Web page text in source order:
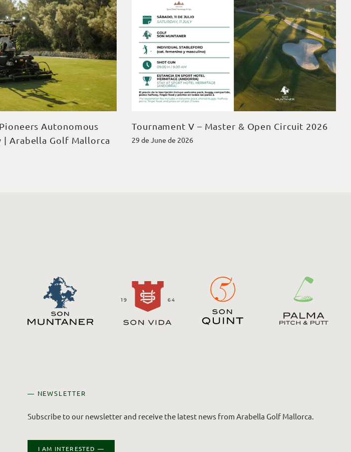
Autonomous
| Arabella Golf Mallorca
Tournament V – Master & Open Circuit 2026
29 de June de 2026
— NEWSLETTER
Subscribe to our newsletter and receive the latest news from Arabella Golf Mallorca.
I AM INTERESTED —